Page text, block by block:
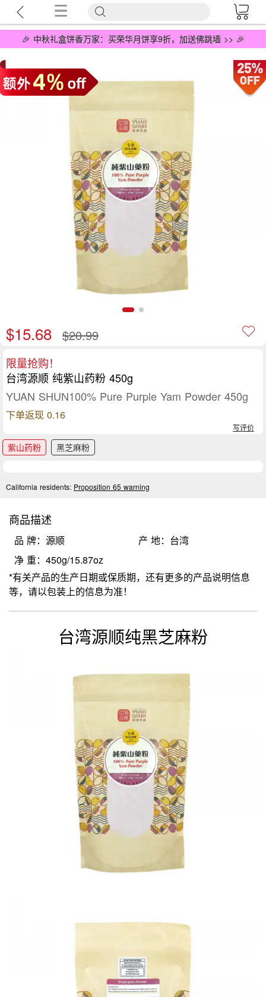
🎉 中秋礼盒饼香万家：买荣华月饼享9折，加送佛跳墙 >> 🎉
$15.68 $20.99
限量抢购！
台湾源顺 纯紫山药粉 450g
YUAN SHUN100% Pure Purple Yam Powder 450g
下单返现 0.16
写评价
紫山药粉 黑芝麻粉
California residents: Proposition 65 warning
商品描述
品 牌：源顺
产 地：台湾
净 重：450g/15.87oz
*有关产品的生产日期或保质期，还有更多的产品说明信息
等，请以包装上的信息为准！
台湾源顺纯黑芝麻粉